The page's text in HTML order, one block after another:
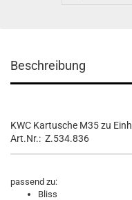
Beschreibung
KWC Kartusche M35 zu
Art.Nr.: Z.534.836
passend zu:
Bliss